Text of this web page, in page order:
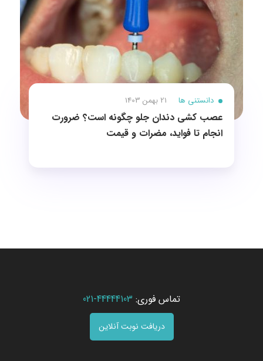
دانستنی ها 21 بهمن 1403
عصب کشی دندان جلو چگونه است؟ ضرورت
انجام تا فواید، مضرات و قیمت
تماس فوری: 44444103-021
دریافت نوبت آنلاین